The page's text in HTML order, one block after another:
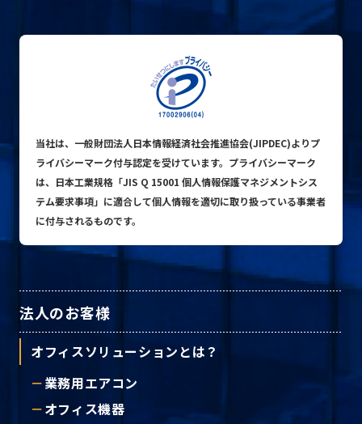
お問い合わせ
公式SNS
プライバシーポリシー
© ACN Inc.
当社は、一般財団法人日本情報経済社会推進協会(JIPDEC)よりプ
ライバシーマーク付与認定を受けています。プライバシーマーク
は、日本工業規格「JIS Q 15001 個人情報保護マネジメントシス
テム要求事項」に適合して個人情報を適切に取り扱っている事業者
に付与されるものです。
法人のお客様
オフィスソリューションとは？
業務用エアコン
オフィス機器